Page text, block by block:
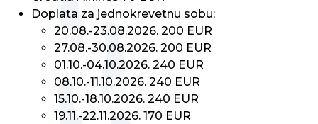
Doplata za jednokrevetnu sobu:
20.08.-23.08.2026. 200 EUR
27.08.-30.08.2026. 200 EUR
01.10.-04.10.2026. 240 EUR
08.10.-11.10.2026. 240 EUR
15.10.-18.10.2026. 240 EUR
19.11.-22.11.2026. 170 EUR